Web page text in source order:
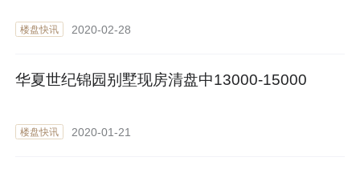
楼盘快讯 2020-02-28
华夏世纪锦园别墅现房清盘中13000-15000
楼盘快讯 2020-01-21